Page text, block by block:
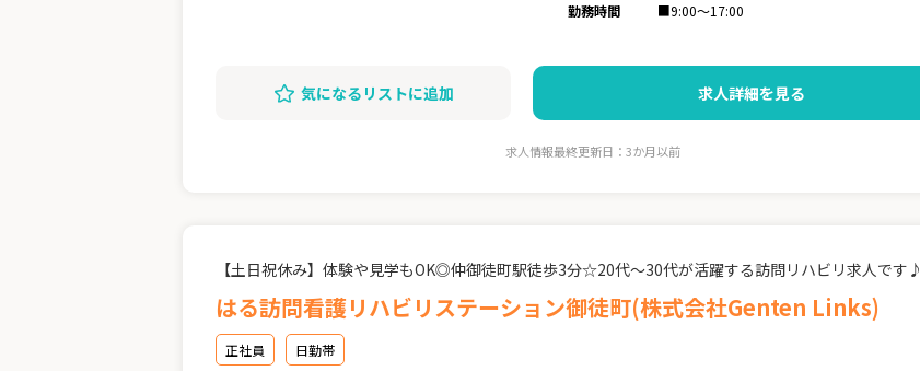
勤務時間 ■9:00～17:00
気になるリストに追加 求人詳細を見る
求人情報最終更新日：3か月以前
【土日祝休み】体験や見学もOK◎仲御徒町駅徒歩3分☆20代～30代が活躍する訪問リハビリ求人です♪
はる訪問看護リハビリステーション御徒町(株式会社Genten Links)
正社員 日勤帯